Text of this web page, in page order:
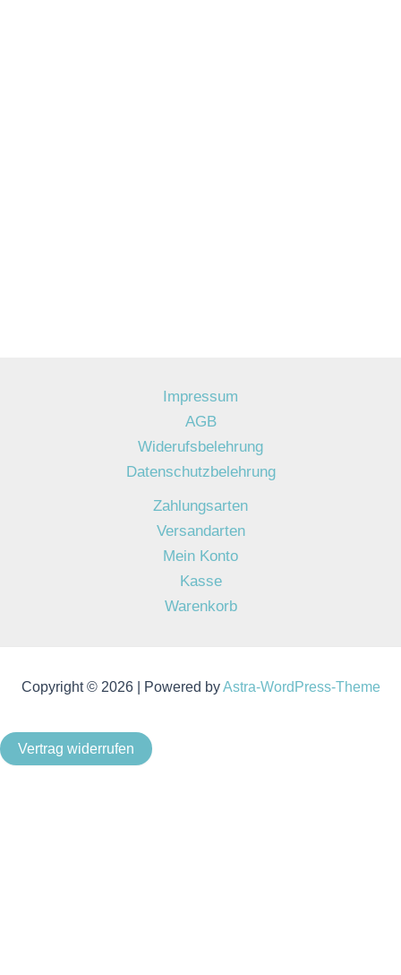
Impressum
AGB
Widerufsbelehrung
Datenschutzbelehrung
Zahlungsarten
Versandarten
Mein Konto
Kasse
Warenkorb
Copyright © 2026 | Powered byAstra-WordPress-Theme
Vertrag widerrufen